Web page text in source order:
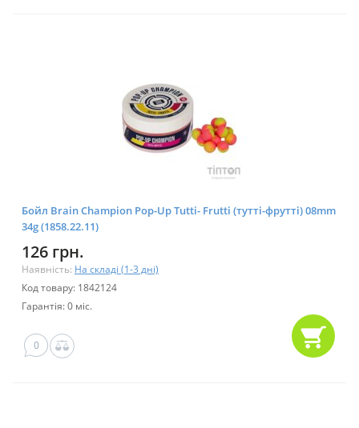
Бойл Brain Champion Pop-Up Tutti- Frutti (тутті-фрутті) 08mm
34g (1858.22.11)
126 грн.
Наявність: На складі (1-3 дні)
Код товару: 1842124
Гарантія: 0 міс.
0